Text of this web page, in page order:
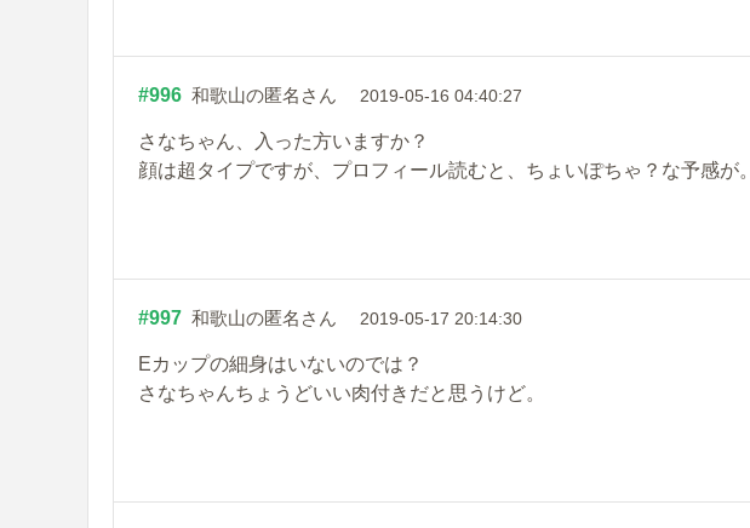
#996 和歌山の匿名さん 2019-05-16 04:40:27
さなちゃん、入った方いますか？
顔は超タイプですが、プロフィール読むと、ちょいぽちゃ？な予感が。
#997 和歌山の匿名さん 2019-05-17 20:14:30
Eカップの細身はいないのでは？
さなちゃんちょうどいい肉付きだと思うけど。